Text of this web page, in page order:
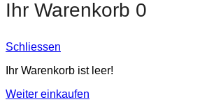
Ihr Warenkorb 0
Schliessen
Ihr Warenkorb ist leer!
Weiter einkaufen